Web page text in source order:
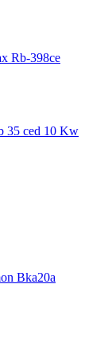
Rb-398ce
35 ced 10 Kw
Bka20a